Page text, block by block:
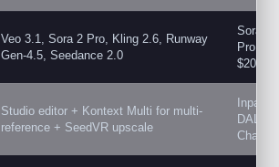
Veo 3.1, Sora 2 Pro, Kling 2.6, Runway
Gen-4.5, Seedance 2.0
Sora 2
Pro
$200/
Studio editor + Kontext Multi for multi-
reference + SeedVR upscale
DALL-